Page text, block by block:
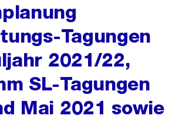
Tagungen
2021/22,
SL-Tagungen
Mai 2021 sowie